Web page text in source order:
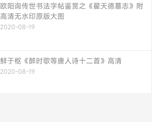
欧阳询传世书法字帖鉴赏之《翟天德墓志》附
高清无水印原版大图
2020-08-19
鲜于枢《醉时歌等唐人诗十二首》高清
2020-08-19